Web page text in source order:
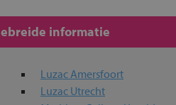
informatie
Luzac Amersfoort
Luzac Utrecht